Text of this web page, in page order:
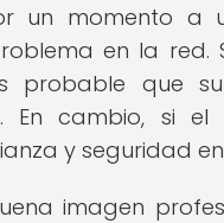
un momento
en la red.
probable que
En cambio, si
y seguridad
imagen